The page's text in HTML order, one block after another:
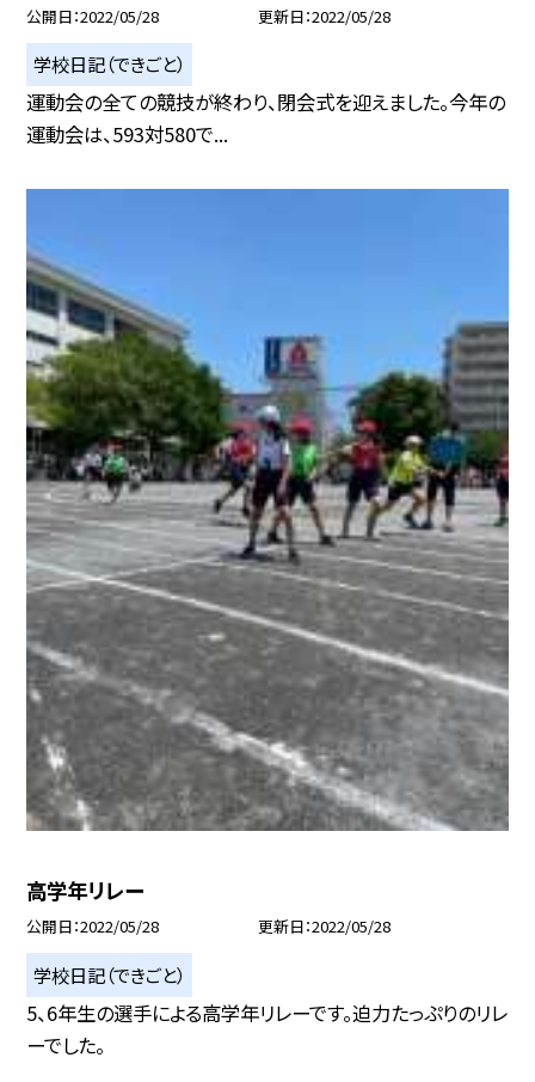
公開日 2022/05/28 更新日 2022/05/28
学校日記（できごと）
運動会の全ての競技が終わり、閉会式を迎えました。今年の
運動会は、593対580で...
高学年リレー
公開日 2022/05/28 更新日 2022/05/28
学校日記（できごと）
5、6年生の選手による高学年リレーです。迫力たっぷりのリレ
ーでした。